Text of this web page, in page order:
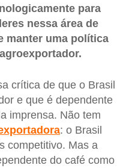
para
nessa área de
manter uma política
crítica de que o Brasil
e que é dependente
imprensa. Não tem
: o Brasil
competitivo. Mas a
do café como